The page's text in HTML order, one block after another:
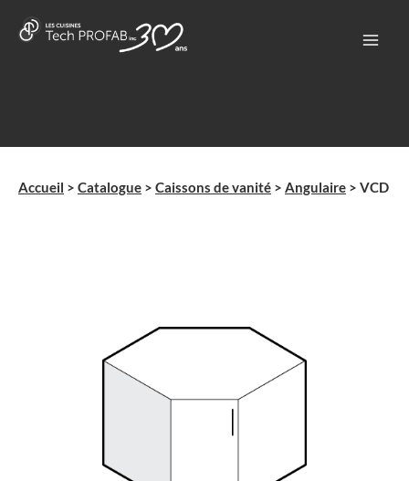
Accueil > Catalogue > Caissons de vanité > Angulaire > VCD